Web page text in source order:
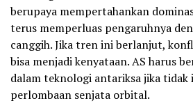
berupaya mempertahankan
terus memperluas pengaruhnya
canggih. Jika tren ini berlanjut,
bisa menjadi kenyataan. AS harus
dalam teknologi antariksa jika tidak
perlombaan senjata orbital.